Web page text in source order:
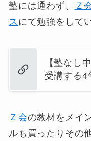
塾には通わず、
Ｚ
ス にて勉強をして
【塾なし
受講する4
Ｚ会の教材をメイ
ルも買ったりその